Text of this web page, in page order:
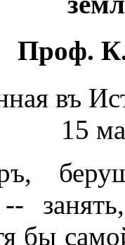
Проф.
въ
15
--
бы